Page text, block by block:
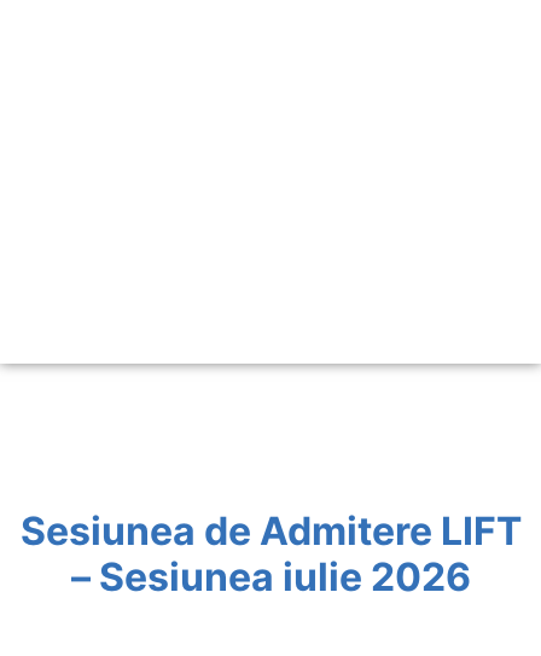
Sesiunea de Admitere LIFT
– Sesiunea iulie 2026